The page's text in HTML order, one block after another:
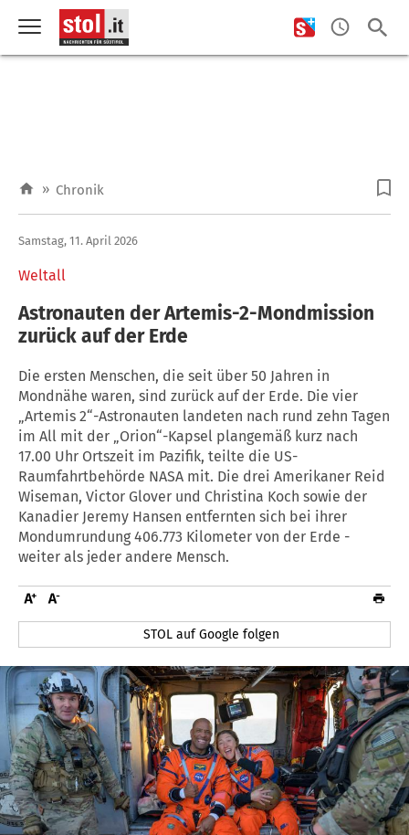
» Chronik
Weltall
Samstag, 11. April 2026
Astronauten der Artemis-2-Mondmission
zurück auf der Erde
Die ersten Menschen, die seit über 50 Jahren in
Mondnähe waren, sind zurück auf der Erde. Die vier
„Artemis 2“-Astronauten landeten nach rund zehn Tagen
im All mit der „Orion“-Kapsel plangemäß kurz nach
17.00 Uhr Ortszeit im Pazifik, teilte die US-
Raumfahrtbehörde NASA mit. Die drei Amerikaner Reid
Wiseman, Victor Glover und Christina Koch sowie der
Kanadier Jeremy Hansen entfernten sich bei ihrer
Mondumrundung 406.773 Kilometer von der Erde -
weiter als jeder andere Mensch.
STOL auf Google folgen